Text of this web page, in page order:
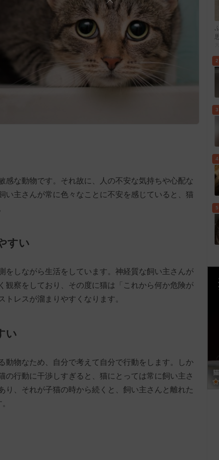
感な動物です。それ故に、人の不安な気持ちや心配な
い主さんが常に色々なことに不安を感じていると、猫
すい
をしながら生活をしています。神経質な飼い主さんが
観察をしており、その度に猫は「これから何か危険が
レスが溜まりやすくなります。
い
動物なため、自分で考えて自分で行動をします。しか
の行動に干渉しすぎると、猫にとっては常に飼い主さ
り、それが子猫の時から続くと、飼い主さんと離れた
2
3
4
5